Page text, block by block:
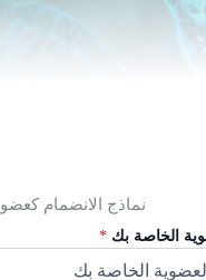
نماذج الانضمام كعضو
الخاصة بك *